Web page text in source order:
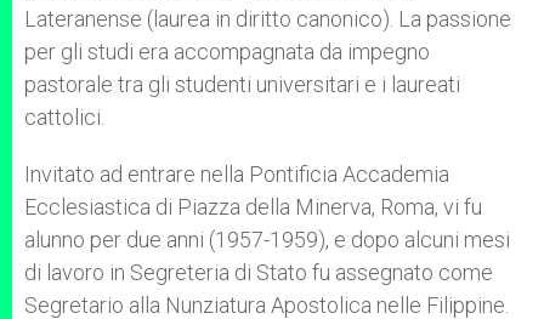
Lateranense (laurea in diritto canonico). La passione
per gli studi era accompagnata da impegno
pastorale tra gli studenti universitari e i laureati
cattolici.
Invitato ad entrare nella Pontificia Accademia
Ecclesiastica di Piazza della Minerva, Roma, vi fu
alunno per due anni (1957-1959), e dopo alcuni mesi
di lavoro in Segreteria di Stato fu assegnato come
Segretario alla Nunziatura Apostolica nelle Filippine.